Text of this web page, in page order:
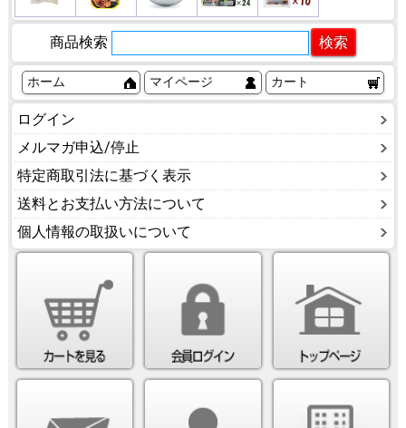
商品検索
ホーム マイページ カート
ログイン
メルマガ申込/停止
特定商取引法に基づく表示
送料とお支払い方法について
個人情報の取扱いについて